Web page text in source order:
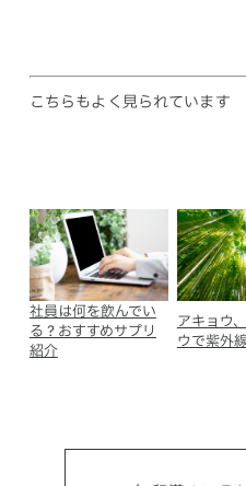
こちらもよく見られています
社員は何を飲んでい
る？おすすめサプリ
紹介
アキョウ
ウで紫外